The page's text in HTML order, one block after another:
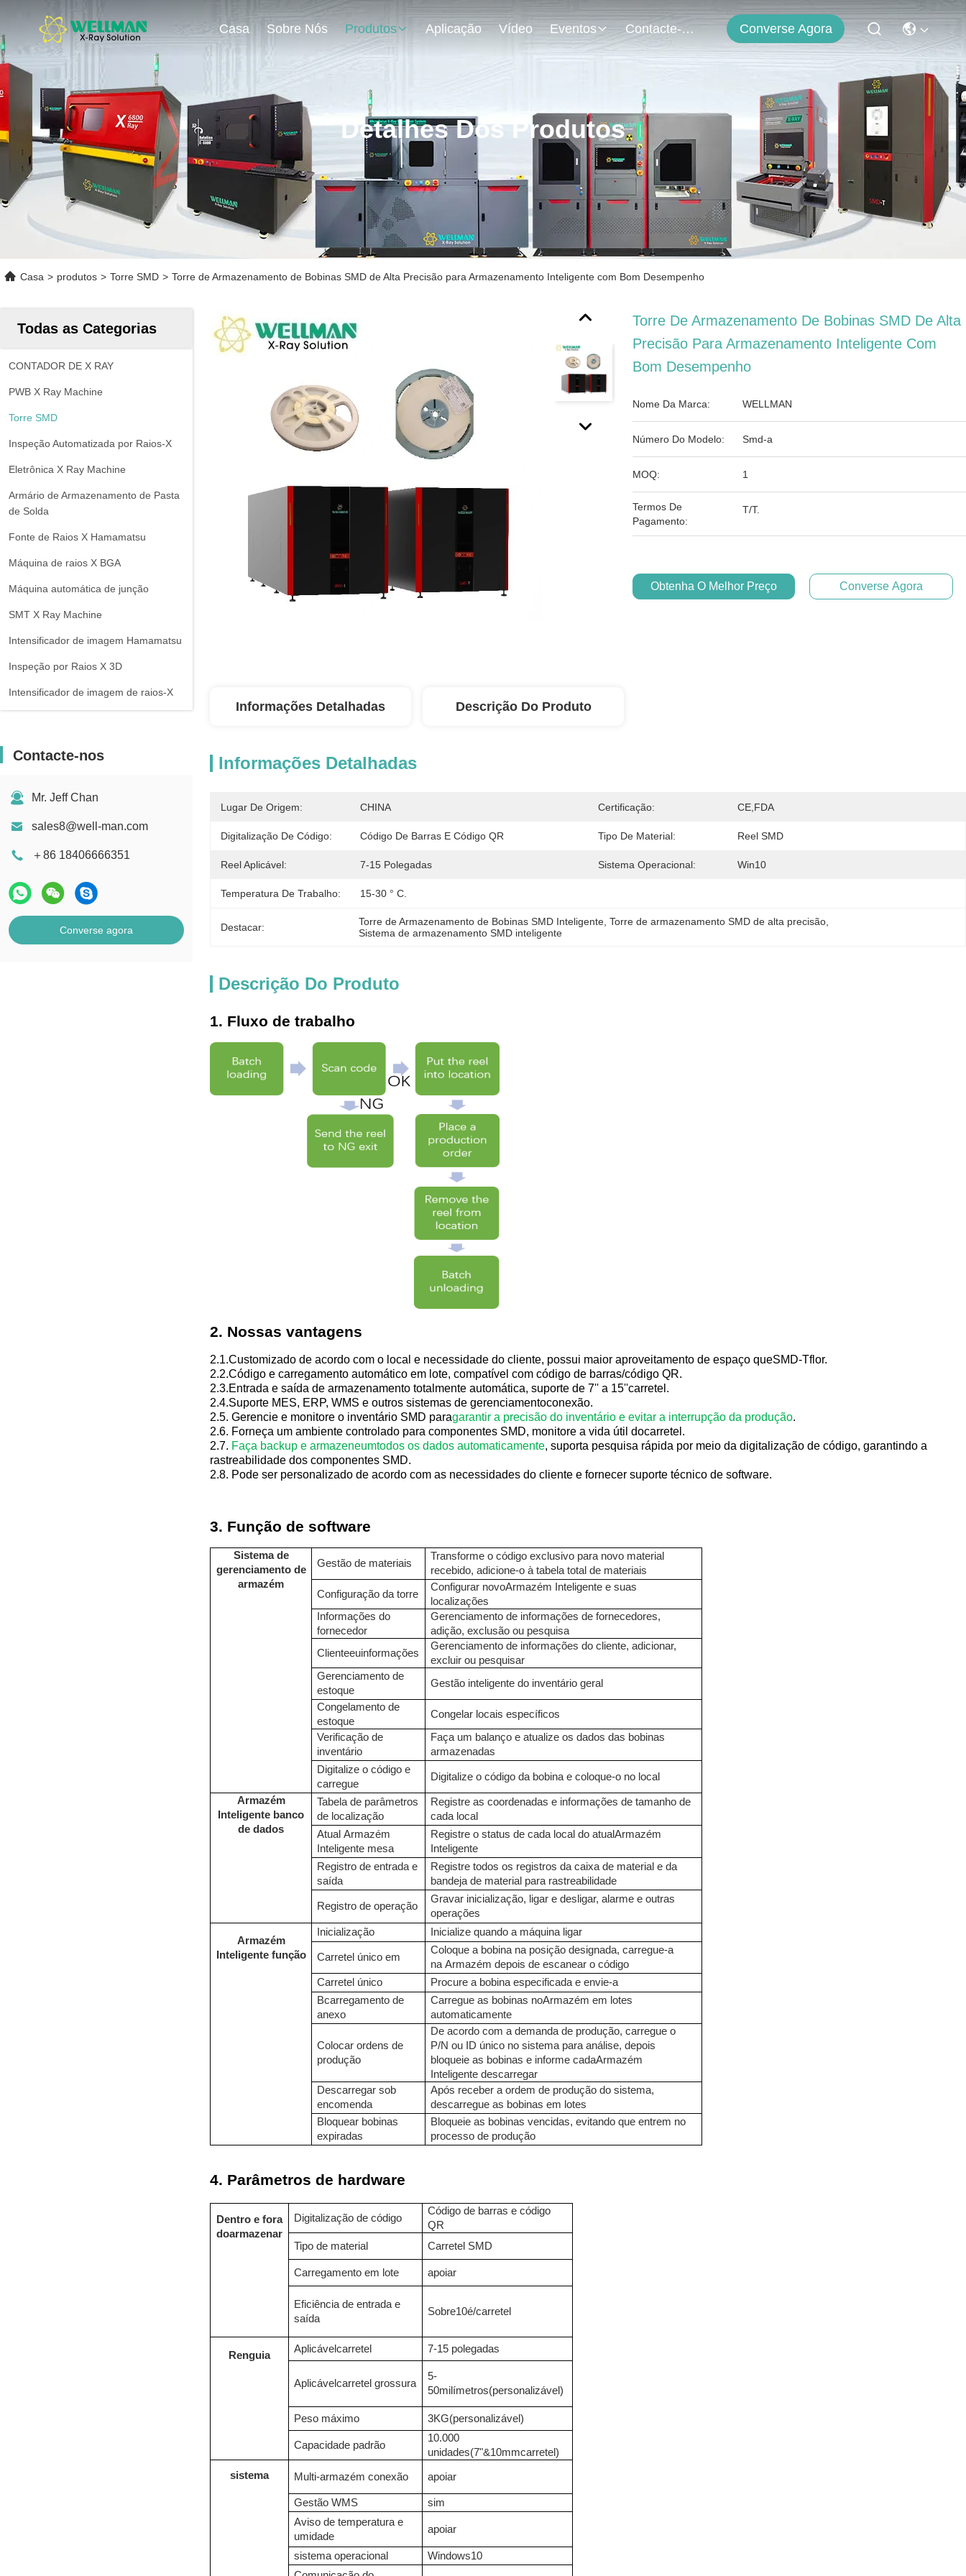
Casa Sobre Nós Produtos Aplicação Vídeo Eventos Contacte-Nos Converse Agora
Detalhes Dos Produtos
Casa > produtos > Torre SMD > Torre de Armazenamento de Bobinas SMD de Alta Precisão para Armazenamento Inteligente com Bom Desempenho
Todas as Categorias
CONTADOR DE X RAY
PWB X Ray Machine
Torre SMD
Inspeção Automatizada por Raios-X
Eletrônica X Ray Machine
Armário de Armazenamento de Pasta
de Solda
Fonte de Raios X Hamamatsu
Máquina de raios X BGA
Máquina automática de junção
SMT X Ray Machine
Intensificador de imagem Hamamatsu
Inspeção por Raios X 3D
Intensificador de imagem de raios-X
Contacte-nos
Mr. Jeff Chan
sales8@well-man.com
＋86 18406666351
Converse agora
Torre De Armazenamento De Bobinas SMD De Alta
Precisão Para Armazenamento Inteligente Com
Bom Desempenho
Nome Da Marca: WELLMAN
Número Do Modelo: Smd-a
MOQ: 1
Termos De
Pagamento:
T/T.
Obtenha O Melhor Preço Converse Agora
Informações Detalhadas Descrição Do Produto
Informações Detalhadas
Lugar De Origem: CHINA Certificação: CE,FDA
Digitalização De Código: Código De Barras E Código QR Tipo De Material: Reel SMD
Reel Aplicável: 7-15 Polegadas Sistema Operacional: Win10
Temperatura De Trabalho: 15-30 ° C.
Destacar: Torre de Armazenamento de Bobinas SMD Inteligente Torre de armazenamento SMD de alta precisão
Sistema de armazenamento SMD inteligente
Descrição Do Produto
1. Fluxo de trabalho
2. Nossas vantagens
2.1.Customizado de acordo com o local e necessidade do cliente, possui maior aproveitamento de espaço queSMD-Tflor.
2.2.Código e carregamento automático em lote, compatível com código de barras/código QR.
2.3.Entrada e saída de armazenamento totalmente automática, suporte de 7'' a 15''carretel .
2.4.Suporte MES, ERP, WMS e outros sistemas de gerenciamentoconexão.
2.5. Gerencie e monitore o inventário SMD paragarantir a precisão do inventário e evitar a interrupção da produção.
2.6. Forneça um ambiente controlado para componentes SMD, monitore a vida útil docarretel.
2.7. Faça backup e armazeneumtodos os dados automaticamente, suporta pesquisa rápida por meio da digitalização de código, garantindo a
rastreabilidade dos componentes SMD.
2.8. Pode ser personalizado de acordo com as necessidades do cliente e fornecer suporte técnico de software.
3. Função de software
Sistema de
gerenciamento de
armazém
Gestão de materiais
Transforme o código exclusivo para novo material
recebido, adicione-o à tabela total de materiais
Configuração da torre
Configurar novoArmazém Inteligente e suas
localizações
Informações do
fornecedor
Gerenciamento de informações de fornecedores,
adição, exclusão ou pesquisa
Clienteeuinformações
Gerenciamento de informações do cliente, adicionar,
excluir ou pesquisar
Gerenciamento de
estoque
Gestão inteligente do inventário geral
Congelamento de
estoque
Congelar locais específicos
Verificação de
inventário
Faça um balanço e atualize os dados das bobinas
armazenadas
Digitalize o código e
carregue
Digitalize o código da bobina e coloque-o no local
Armazém
Inteligente banco
de dados
Tabela de parâmetros
de localização
Registre as coordenadas e informações de tamanho de
cada local
Atual Armazém
Inteligente mesa
Registre o status de cada local do atualArmazém
Inteligente
Registro de entrada e
saída
Registre todos os registros da caixa de material e da
bandeja de material para rastreabilidade
Registro de operação
Gravar inicialização, ligar e desligar, alarme e outras
operações
Armazém
Inteligente função
Inicialização Inicialize quando a máquina ligar
Carretel único em
Coloque a bobina na posição designada, carregue-a
na Armazém depois de escanear o código
Carretel único
Procure a bobina especificada e envie-a
Bcarregamento de
anexo
Carregue as bobinas noArmazém em lotes
automaticamente
Colocar ordens de
produção
De acordo com a demanda de produção, carregue o
P/N ou ID único no sistema para análise, depois
bloqueie as bobinas e informe cadaArmazém
Inteligente descarregar
Descarregar sob
encomenda
Após receber a ordem de produção do sistema,
descarregue as bobinas em lotes
Bloquear bobinas
expiradas
Bloqueie as bobinas vencidas, evitando que entrem no
processo de produção
4. Parâmetros de hardware
Dentro e fora
doarmazenar
Digitalização de código
Código de barras e código
QR
Tipo de material
Carretel SMD
Carregamento em lote apoiar
Eficiência de entrada e
saída
Sobre10é/carretel
Renguia
Aplicávelcarretel 7-15 polegadas
Aplicávelcarretel grossura
5-
50milímetros(personalizável)
Peso máximo 3KG(personalizável)
Capacidade padrão
10.000
unidades(7"&10mmcarretel)
sistema
Multi-armazém conexão apoiar
Gestão WMS
sim
Aviso de temperatura e
umidade
apoiar
sistema operacional Windows10